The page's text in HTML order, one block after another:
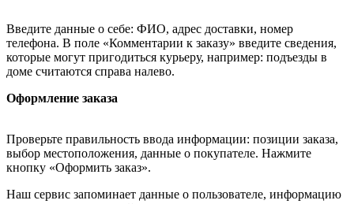
Введите данные о себе: ФИО, адрес доставки, номер
телефона. В поле «Комментарии к заказу» введите сведения,
которые могут пригодиться курьеру, например: подъезды в
доме считаются справа налево.
Оформление заказа
Проверьте правильность ввода информации: позиции заказа,
выбор местоположения, данные о покупателе. Нажмите
кнопку «Оформить заказ».
Наш сервис запоминает данные о пользователе, информацию